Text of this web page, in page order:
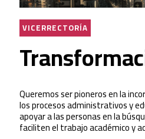
VICERRECTORÍA
Queremos ser pioneros en la
los procesos administrativos y
apoyar a las personas en la
faciliten el trabajo académico y